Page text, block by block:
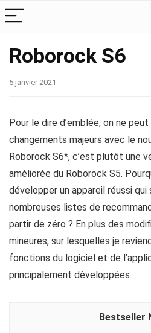
Roborock S6
5 janvier 2021
Pour le dire d’emblée, on ne
changements majeurs avec le
Roborock S6*, c’est plutôt une
améliorée du Roborock S5.
développer un appareil réussi
nombreuses listes de
partir de zéro ? En plus des
mineures, sur lesquelles je
fonctions du logiciel et de
principalement développées.